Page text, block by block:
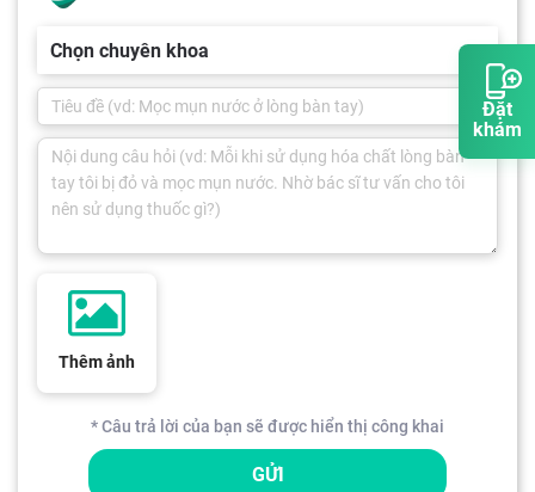
Đặt
khám
Chọn chuyên khoa
Thêm ảnh
* Câu trả lời của bạn sẽ được hiển thị công khai
GỬI